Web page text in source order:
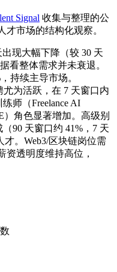
Signal 收集与整理的公
市场的结构化观察。
现大幅下降（较 30 天
看整体需求并未衰退。
持续主导市场。
为活跃，在 7 天窗口内
师（Freelance AI
）角色显著增加。高级别
90 天窗口约 41%，7 天
才。Web3/区块链岗位需
资透明度维持高位，